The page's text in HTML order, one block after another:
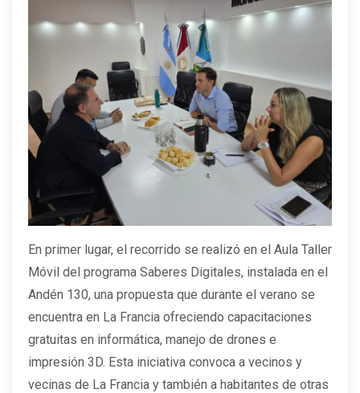
En primer lugar, el recorrido se realizó en el Aula Taller
Móvil del programa Saberes Digitales, instalada en el
Andén 130, una propuesta que durante el verano se
encuentra en La Francia ofreciendo capacitaciones
gratuitas en informática, manejo de drones e
impresión 3D. Esta iniciativa convoca a vecinos y
vecinas de La Francia y también a habitantes de otras